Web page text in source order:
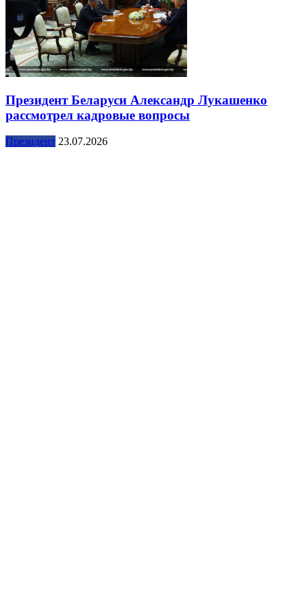
Президент Беларуси Александр Лукашенко
рассмотрел кадровые вопросы
Президент 23.07.2026